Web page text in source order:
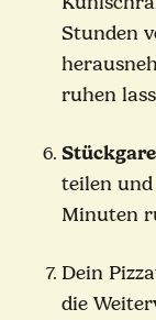
Stunden
ruhen
teilen und
Minuten
Dein
die